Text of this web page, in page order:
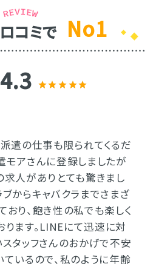
コミで No1
4.3
遣の仕事も限られてくるだ
モアさんに登録しましたが
人がありとても驚きまし
からキャバクラまでさまざ
り、飽き性の私でも楽しく
ます。LINEにて迅速に対
タッフさんのおかげで不安
いるので、私のように年齢